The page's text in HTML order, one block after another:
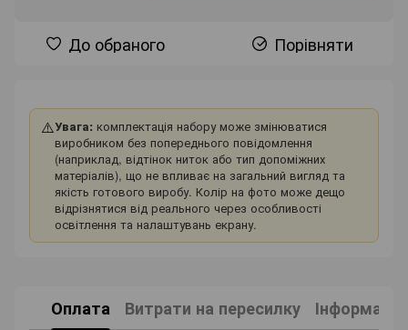
До обраного Порівняти
⚠️Увага: комплектація набору може змінюватися
виробником без попереднього повідомлення
(наприклад, відтінок ниток або тип допоміжних
матеріалів), що не впливає на загальний вигляд та
якість готового виробу. Колір на фото може дещо
відрізнятися від реального через особливості
освітлення та налаштувань екрану.
Оплата Витрати на пересилку